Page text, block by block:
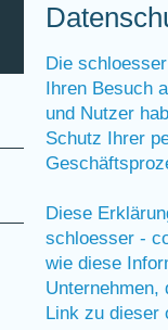
Die
Ihren Besuch
und Nutzer
Schutz Ihrer
Diese
schloesser -
wie diese
Unternehmen,
Link zu dieser